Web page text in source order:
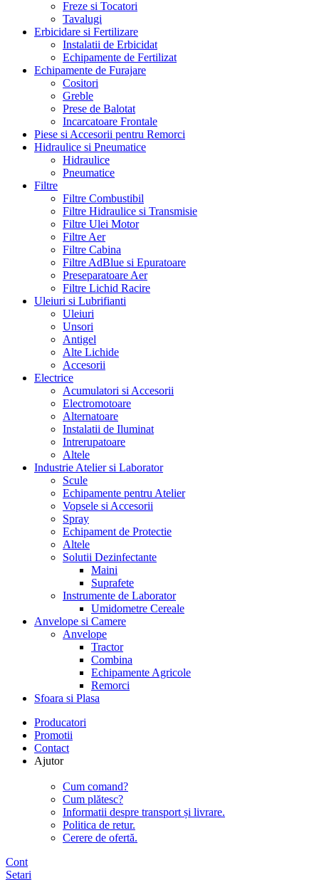
Freze si Tocatori
Tavalugi
Erbicidare si Fertilizare
Instalatii de Erbicidat
Echipamente de Fertilizat
Echipamente de Furajare
Cositori
Greble
Prese de Balotat
Incarcatoare Frontale
Piese si Accesorii pentru Remorci
Hidraulice si Pneumatice
Hidraulice
Pneumatice
Filtre
Filtre Combustibil
Filtre Hidraulice si Transmisie
Filtre Ulei Motor
Filtre Aer
Filtre Cabina
Filtre AdBlue si Epuratoare
Preseparatoare Aer
Filtre Lichid Racire
Uleiuri si Lubrifianti
Uleiuri
Unsori
Antigel
Alte Lichide
Accesorii
Electrice
Acumulatori si Accesorii
Electromotoare
Alternatoare
Instalatii de Iluminat
Intrerupatoare
Altele
Industrie Atelier si Laborator
Scule
Echipamente pentru Atelier
Vopsele si Accesorii
Spray
Echipament de Protectie
Altele
Solutii Dezinfectante
Maini
Suprafete
Instrumente de Laborator
Umidometre Cereale
Anvelope si Camere
Anvelope
Tractor
Combina
Echipamente Agricole
Remorci
Sfoara si Plasa
Producatori
Promotii
Contact
Ajutor
Cum comand?
Cum plătesc?
Informatii despre transport și livrare.
Politica de retur.
Cerere de ofertă.
Cont
Setari